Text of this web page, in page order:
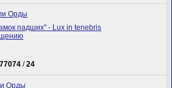
Орды
падших" - Lux in tenebris
77074 /24
Орды